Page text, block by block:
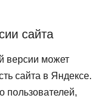
сайта
версии может
сайта в Яндексе.
пользователей,